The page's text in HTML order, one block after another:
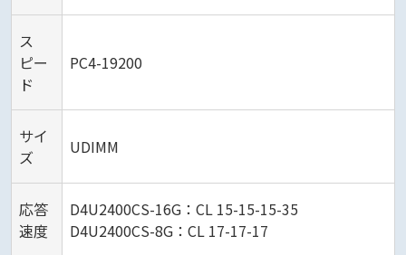
ス
ピー
ド
PC4-19200
サイ
ズ
UDIMM
応答
速度
D4U2400CS-16G：CL 15-15-15-35
D4U2400CS-8G：CL 17-17-17